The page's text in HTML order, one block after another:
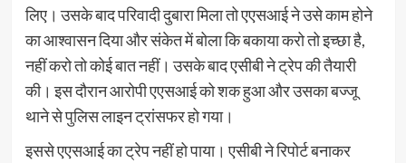
लिए। उसके बाद परिवादी दुबारा मिला तो एएसआई ने उसे काम होने
का आश्वासन दिया और संकेत में बोला कि बकाया करो तो इच्छा है,
नहीं करो तो कोई बात नहीं। उसके बाद एसीबी ने ट्रेप की तैयारी
की। इस दौरान आरोपी एएसआई को शक हुआ और उसका बज्जू
थाने से पुलिस लाइन ट्रांसफर हो गया।
इससे एएसआई का ट्रेप नहीं हो पाया। एसीबी ने रिपोर्ट बनाकर